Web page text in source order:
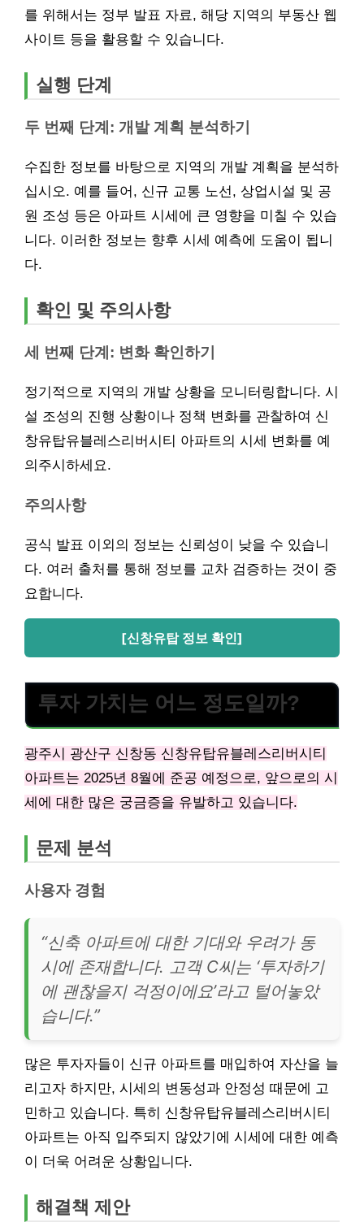
를 위해서는 정부 발표 자료, 해당 지역의 부동산 웹
사이트 등을 활용할 수 있습니다.
실행 단계
두 번째 단계: 개발 계획 분석하기
수집한 정보를 바탕으로 지역의 개발 계획을 분석하
십시오. 예를 들어, 신규 교통 노선, 상업시설 및 공
원 조성 등은 아파트 시세에 큰 영향을 미칠 수 있습
니다. 이러한 정보는 향후 시세 예측에 도움이 됩니
다.
확인 및 주의사항
세 번째 단계: 변화 확인하기
정기적으로 지역의 개발 상황을 모니터링합니다. 시
설 조성의 진행 상황이나 정책 변화를 관찰하여 신
창유탑유블레스리버시티 아파트의 시세 변화를 예
의주시하세요.
주의사항
공식 발표 이외의 정보는 신뢰성이 낮을 수 있습니
다. 여러 출처를 통해 정보를 교차 검증하는 것이 중
요합니다.
[신창유탑 정보 확인]
투자 가치는 어느 정도일까?
광주시 광산구 신창동 신창유탑유블레스리버시티
아파트는 2025년 8월에 준공 예정으로, 앞으로의 시
세에 대한 많은 궁금증을 유발하고 있습니다.
문제 분석
사용자 경험
“신축 아파트에 대한 기대와 우려가 동
시에 존재합니다. 고객 C씨는 ‘투자하기
에 괜찮을지 걱정이에요’라고 털어놓았
습니다.”
많은 투자자들이 신규 아파트를 매입하여 자산을 늘
리고자 하지만, 시세의 변동성과 안정성 때문에 고
민하고 있습니다. 특히 신창유탑유블레스리버시티
아파트는 아직 입주되지 않았기에 시세에 대한 예측
이 더욱 어려운 상황입니다.
해결책 제안